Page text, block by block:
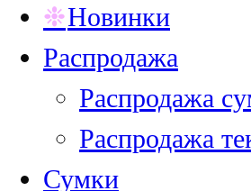
Новинки
Распродажа
Распродажа
Распродажа
Сумки